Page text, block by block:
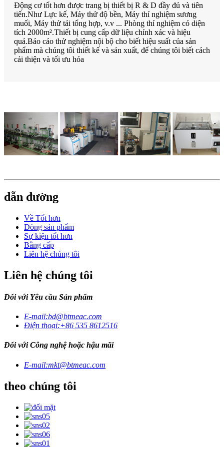
Động cơ tốt hơn được trang bị thiết bị R & D đầy đủ và tiên
tiến.Như Lực kế, Máy thử độ bền, Máy thí nghiệm sương
muối, Máy thử tải tổng hợp, v.v ... Phòng thí nghiệm có diện
tích 2000m².Thiết bị cung cấp dữ liệu chính xác và hiệu
quả.Báo cáo thử nghiệm nội bộ cho biết hiệu suất của sản
phẩm mà chúng tôi thiết kế và sản xuất, để chúng tôi biết cách
cải thiện và tối ưu hóa
dẫn đường
Về Tốt hơn
Dòng sản phẩm
Sự kiện tốt hơn
Bằng cấp
Liên hệ chúng tôi
Liên hệ chúng tôi
Đối với Yêu cầu Sản phẩm
E-mail:bd@btmeac.com
Điện thoại:+86 535 8612516
Đối với Công nghệ hoặc hậu mãi
E-mail:mkt@btmeac.com
theo chúng tôi